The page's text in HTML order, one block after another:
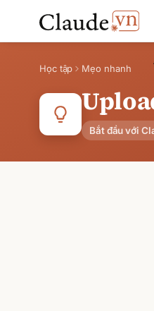
Học tập Mẹo nhanh
Bắt đầu với